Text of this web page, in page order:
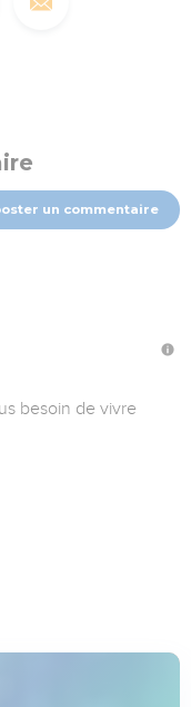
un commentaire
besoin de vivre